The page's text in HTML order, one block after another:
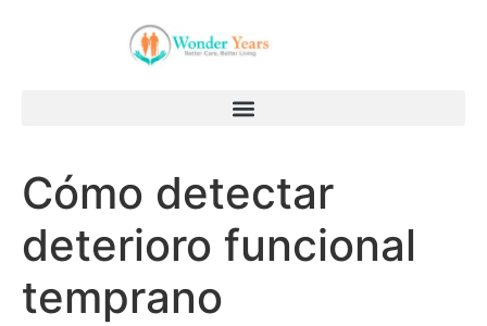
Cómo detectar
deterioro funcional
temprano